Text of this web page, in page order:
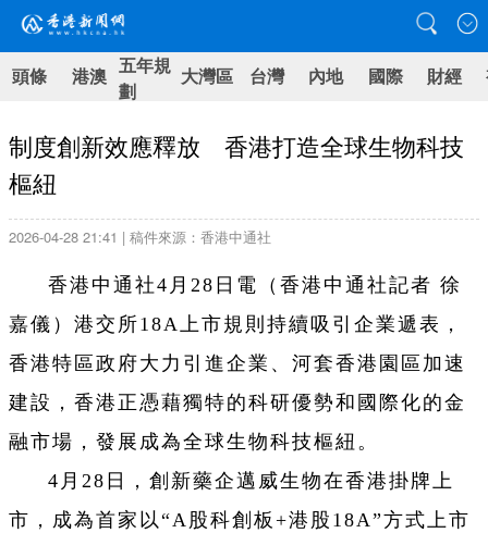
頭條 港澳 五年規
劃
大灣區 台灣 內地 國際 財經
制度創新效應釋放 香港打造全球生物科技
樞紐
2026-04-28 21:41 | 稿件來源：香港中通社
香港中通社4月28日電（ 香港中通社記者 徐
嘉儀 ） 港交所18A上市規則持續吸引企業遞表，
香港特區政府大力引進企業、河套香港園區加速
建設，香港正憑藉獨特的科研優勢和國際化的金
融市場，發展成為全球生物科技樞紐。
4月28日，創新藥企邁威生物在香港掛牌上
市，成為首家以“A股科創板+港股18A”方式上市